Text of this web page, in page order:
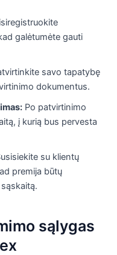
galėtumėte gauti
savo tapatybę
dokumentus.
Po patvirtinimo
į kurią bus pervesta
su klientų
premija būtų
sąlygas